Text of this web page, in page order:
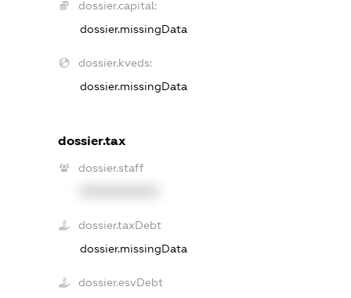
dossier.capital:
dossier.missingData
dossier.kveds:
dossier.missingData
dossier.tax
dossier.staff
dossier.taxDebt
dossier.missingData
dossier.esvDebt